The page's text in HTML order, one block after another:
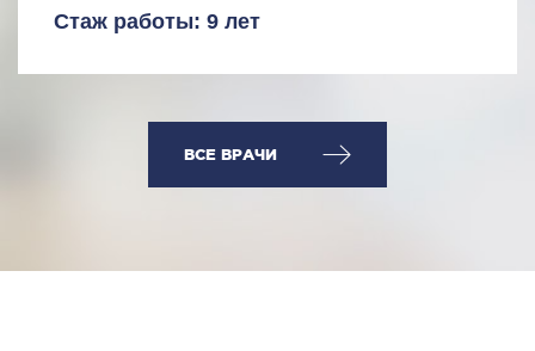
Стаж работы: 9 лет
ВСЕ ВРАЧИ